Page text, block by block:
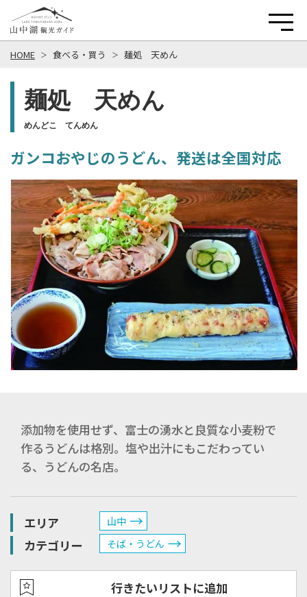
HOME 食べる・買う 麺処 天めん
麺処 天めん
めんどこ てんめん
ガンコおやじのうどん、発送は全国対応
添加物を使用せず、富士の湧水と良質な小麦粉で
作るうどんは格別。塩や出汁にもこだわってい
る、うどんの名店。
エリア 山中
カテゴリー そば・うどん
行きたいリストに追加